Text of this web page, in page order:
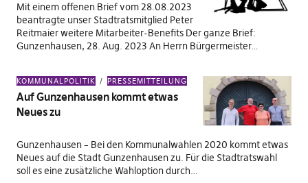
Mit einem offenen Brief vom 28.08.2023
beantragte unser Stadtratsmitglied Peter
Reitmaier weitere Mitarbeiter-Benefits Der ganze Brief:
Gunzenhausen, 28. Aug. 2023 An Herrn Bürgermeister…
KOMMUNALPOLITIK PRESSEMITTEILUNG
Auf Gunzenhausen kommt etwas
Neues zu
Gunzenhausen – Bei den Kommunalwahlen 2020 kommt etwas
Neues auf die Stadt Gunzenhausen zu. Für die Stadtratswahl
soll es eine zusätzliche Wahloption durch…